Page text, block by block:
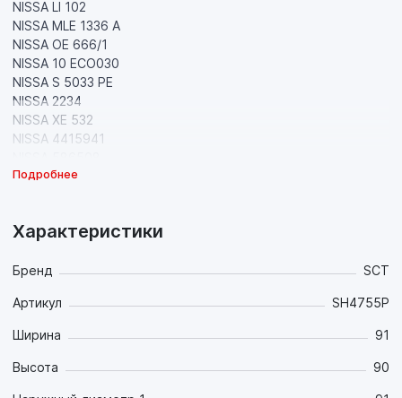
NISSA LI 102
NISSA MLE 1336 A
NISSA OE 666/1
NISSA 10 ECO030
NISSA S 5033 PE
NISSA 2234
NISSA XE 532
NISSA 4415941
NISSA 71758823
NISSA ADN 12120
NISSA EL 992 x
NISSA G 1474
NISSA L109
NISSA L 18282
NISSA M 87
Подробнее
Характеристики
Бренд SCT
Артикул SH4755P
Ширина 91
Высота 90